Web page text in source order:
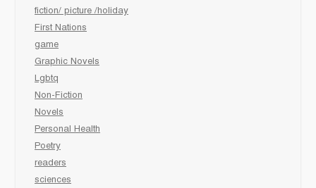
fiction/ picture /holiday
First Nations
game
Graphic Novels
Lgbtq
Non-Fiction
Novels
Personal Health
Poetry
readers
sciences